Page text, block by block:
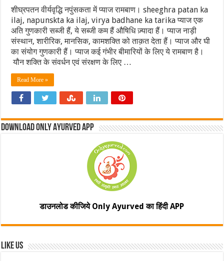
शीघ्रपतन वीर्यवृद्धि नपुंसकता में प्याज रामबाण। sheeghra patan ka
ilaj, napunskta ka ilaj, virya badhane ka tarika प्याज एक
अति गुणकारी सब्जी हैं, ये सब्जी कम हैं औषिधि ज़्यादा हैं। प्याज नाड़ी
संस्थान, शारीरिक, मानसिक, कामशक्ति को ताक़त देता हैं। प्याज और घी
का संयोग गुणकारी हैं। प्याज कई गंभीर बीमारियों के लिए ये रामबाण है।
यौन शक्ति के संवर्धन एवं संरक्षण के लिए …
Read More »
Download Only Ayurved App
डाउनलोड कीजिये Only Ayurved का हिंदी APP
Like Us